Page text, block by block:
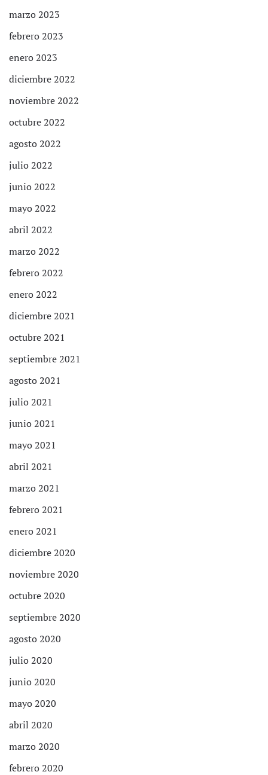
marzo 2023
febrero 2023
enero 2023
diciembre 2022
noviembre 2022
octubre 2022
agosto 2022
julio 2022
junio 2022
mayo 2022
abril 2022
marzo 2022
febrero 2022
enero 2022
diciembre 2021
octubre 2021
septiembre 2021
agosto 2021
julio 2021
junio 2021
mayo 2021
abril 2021
marzo 2021
febrero 2021
enero 2021
diciembre 2020
noviembre 2020
octubre 2020
septiembre 2020
agosto 2020
julio 2020
junio 2020
mayo 2020
abril 2020
marzo 2020
febrero 2020